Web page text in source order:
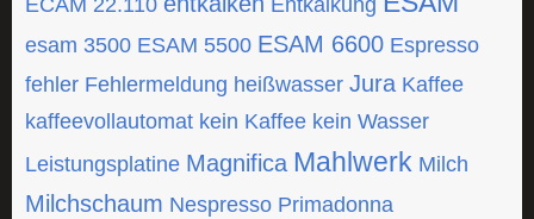
ECAM 22.110 Entkalkung
esam 3500 ESAM 5500 ESAM 6600 Espresso
fehler Fehlermeldung heißwasser Jura Kaffee
kaffeevollautomat kein Kaffee kein Wasser
Leistungsplatine Magnifica Mahlwerk Milch
Milchschaum Nespresso Primadonna